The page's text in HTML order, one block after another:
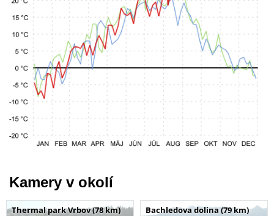
Kamery v okolí
Thermal park Vrbov (78 km) Bachledova dolina (79 km)